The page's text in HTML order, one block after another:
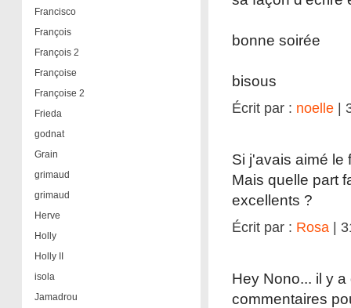
Francisco
François
François 2
Françoise
Françoise 2
Frieda
godnat
Grain
grimaud
grimaud
Herve
Holly
Holly II
isola
Jamadrou
bonne soirée
bisous
Écrit par : noelle|
Si j'avais aimé le
Mais quelle part
excellents ?
Écrit par : Rosa|
Hey Nono... il y
commentaires